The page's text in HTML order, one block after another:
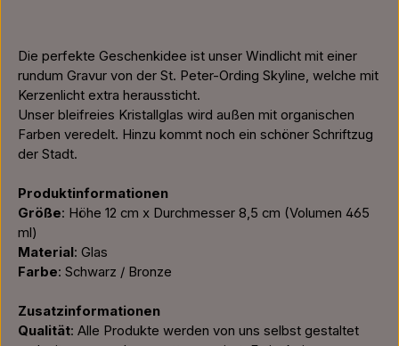
Die perfekte Geschenkidee ist unser Windlicht mit einer
rundum Gravur von der St. Peter-Ording Skyline, welche mit
Kerzenlicht extra heraussticht.
Unser bleifreies Kristallglas wird außen mit organischen
Farben veredelt. Hinzu kommt noch ein schöner Schriftzug
der Stadt.
Produktinformationen
Größe: Höhe 12 cm x Durchmesser 8,5 cm (Volumen 465
ml)
Material: Glas
Farbe: Schwarz / Bronze
Zusatzinformationen
Qualität: Alle Produkte werden von uns selbst gestaltet